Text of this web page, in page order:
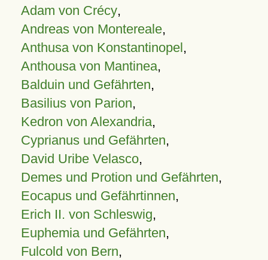
Adam von Crécy,
Andreas von Montereale,
Anthusa von Konstantinopel,
Anthousa von Mantinea,
Balduin und Gefährten,
Basilius von Parion,
Kedron von Alexandria,
Cyprianus und Gefährten,
David Uribe Velasco,
Demes und Protion und Gefährten,
Eocapus und Gefährtinnen,
Erich II. von Schleswig,
Euphemia und Gefährten,
Fulcold von Bern,